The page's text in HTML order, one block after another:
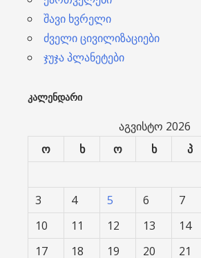
შავი ხვრელი
ძველი ცივილიზაციები
ჯუჯა პლანეტები
ᲙᲐᲚᲔᲜᲓᲐᲠᲘ
აგვისტო 2026
ო
ხ ო ხ პ
3
4 5 6 7
10
11 12 13 14
17
18 19 20 21